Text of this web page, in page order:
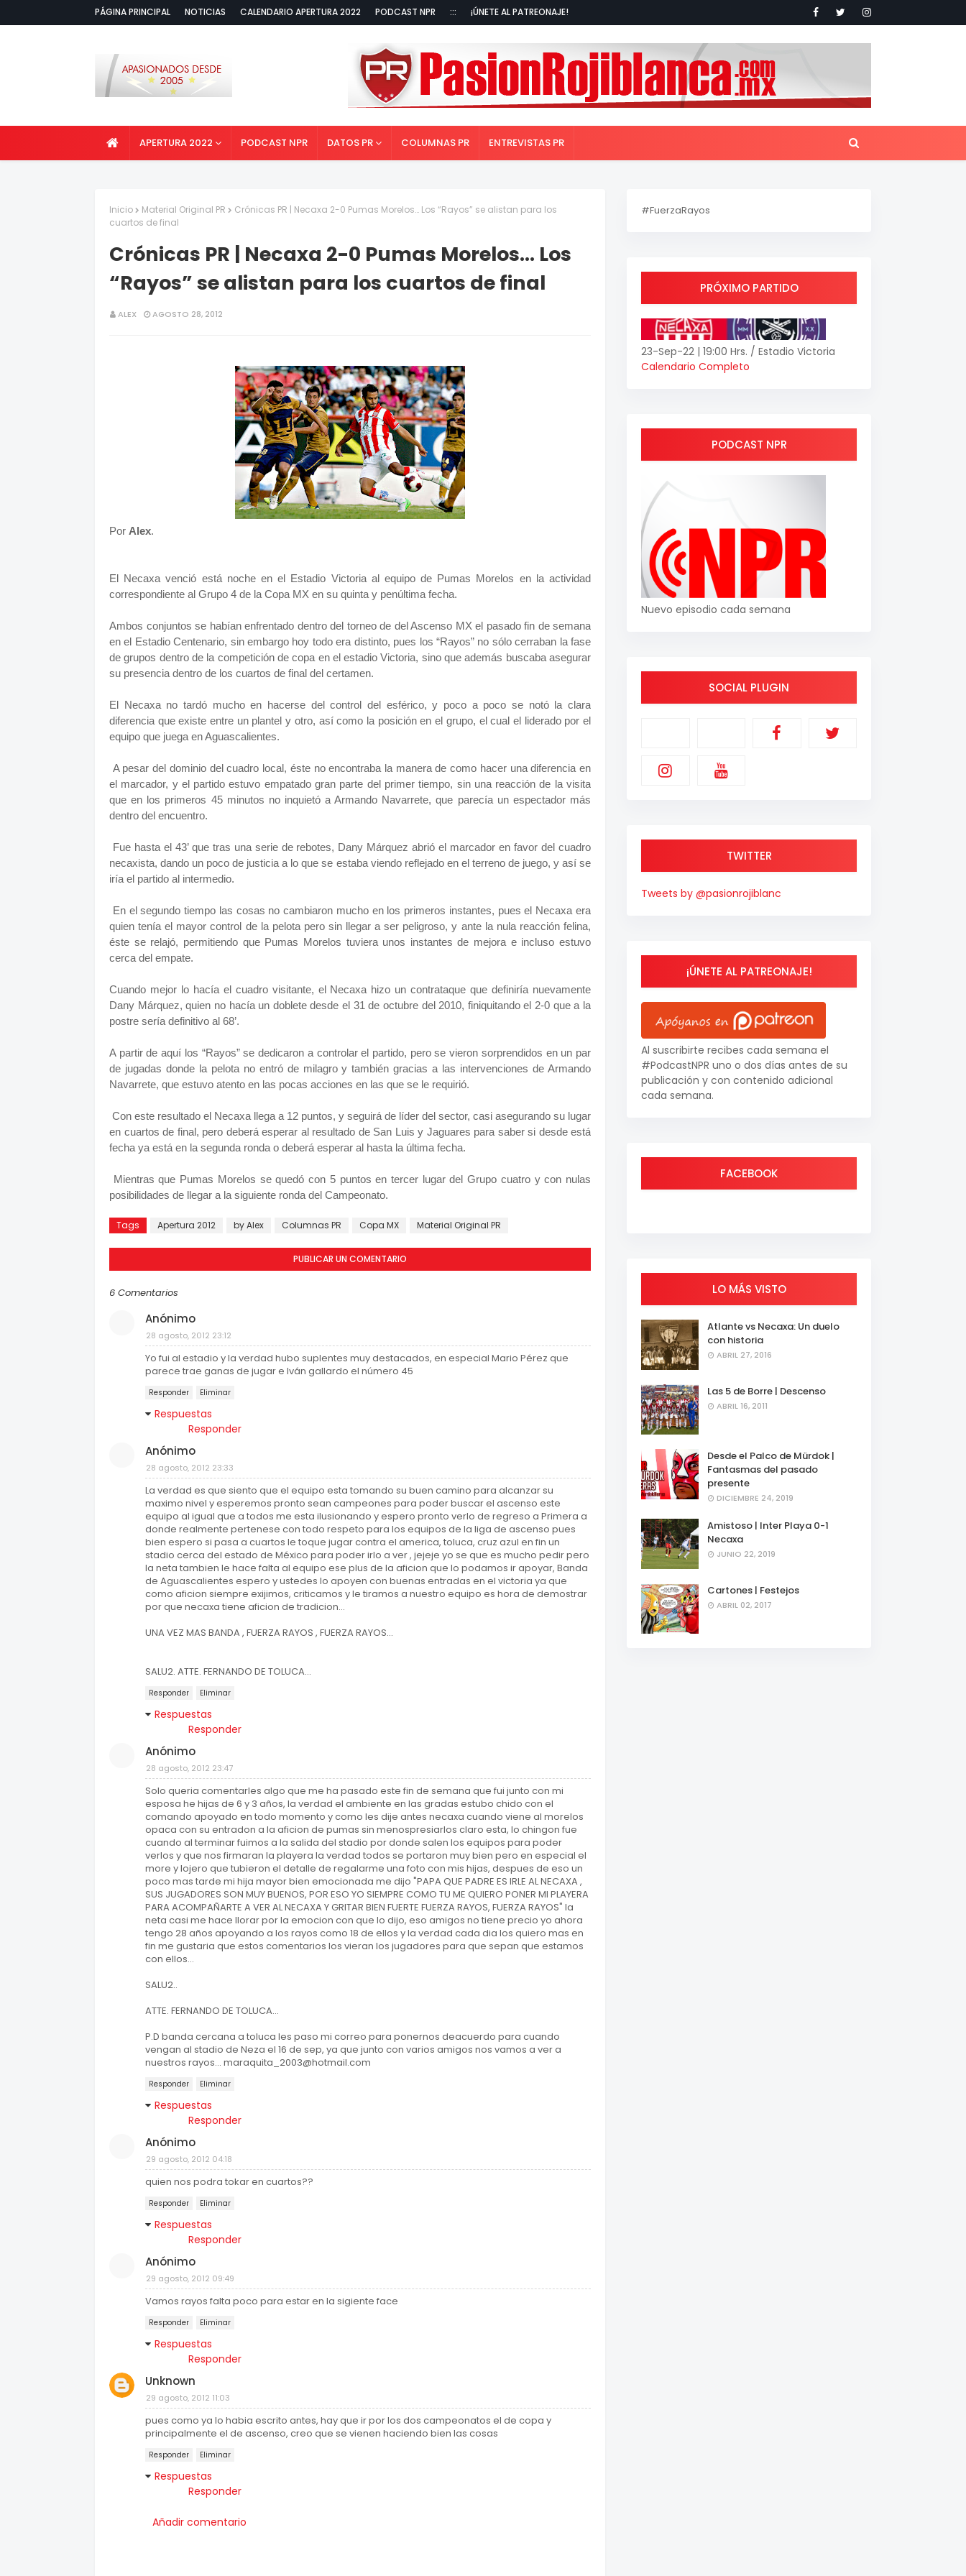
PÁGINA PRINCIPAL NOTICIAS CALENDARIO APERTURA 2022 PODCAST NPR ::: ¡ÚNETE AL PATREONAJE!
APERTURA 2022 PODCAST NPR DATOS PR COLUMNAS PR ENTREVISTAS PR
Inicio Material Original PR
Crónicas PR | Necaxa 2-0 Pumas Morelos… Los “Rayos” se alistan para los
cuartos de final
Crónicas PR | Necaxa 2-0 Pumas Morelos… Los
“Rayos” se alistan para los cuartos de final
ALEX AGOSTO 28, 2012
Por Alex.
El Necaxa venció está noche en el Estadio Victoria al equipo de Pumas Morelos en la actividad
correspondiente al Grupo 4 de la Copa MX en su quinta y penúltima fecha.
Ambos conjuntos se habían enfrentado dentro del torneo de del Ascenso MX el pasado fin de semana
en el Estadio Centenario, sin embargo hoy todo era distinto, pues los “Rayos” no sólo cerraban la fase
de grupos dentro de la competición de copa en el estadio Victoria, sino que además buscaba asegurar
su presencia dentro de los cuartos de final del certamen.
El Necaxa no tardó mucho en hacerse del control del esférico, y poco a poco se notó la clara
diferencia que existe entre un plantel y otro, así como la posición en el grupo, el cual el liderado por el
equipo que juega en Aguascalientes.
A pesar del dominio del cuadro local, éste no encontraba la manera de como hacer una diferencia en
el marcador, y el partido estuvo empatado gran parte del primer tiempo, sin una reacción de la visita
que en los primeros 45 minutos no inquietó a Armando Navarrete, que parecía un espectador más
dentro del encuentro.
Fue hasta el 43’ que tras una serie de rebotes, Dany Márquez abrió el marcador en favor del cuadro
necaxista, dando un poco de justicia a lo que se estaba viendo reflejado en el terreno de juego, y así se
iría el partido al intermedio.
En el segundo tiempo las cosas no cambiaron mucho en los primeros instantes, pues el Necaxa era
quien tenía el mayor control de la pelota pero sin llegar a ser peligroso, y ante la nula reacción felina,
éste se relajó, permitiendo que Pumas Morelos tuviera unos instantes de mejora e incluso estuvo
cerca del empate.
Cuando mejor lo hacía el cuadro visitante, el Necaxa hizo un contrataque que definiría nuevamente
Dany Márquez, quien no hacía un doblete desde el 31 de octubre del 2010, finiquitando el 2-0 que a la
postre sería definitivo al 68’.
A partir de aquí los “Rayos” se dedicaron a controlar el partido, pero se vieron sorprendidos en un par
de jugadas donde la pelota no entró de milagro y también gracias a las intervenciones de Armando
Navarrete, que estuvo atento en las pocas acciones en las que se le requirió.
Con este resultado el Necaxa llega a 12 puntos, y seguirá de líder del sector, casi asegurando su lugar
en cuartos de final, pero deberá esperar al resultado de San Luis y Jaguares para saber si desde está
fecha ya está en la segunda ronda o deberá esperar al hasta la última fecha.
Mientras que Pumas Morelos se quedó con 5 puntos en tercer lugar del Grupo cuatro y con nulas
posibilidades de llegar a la siguiente ronda del Campeonato.
Tags Apertura 2012 by Alex Columnas PR Copa MX Material Original PR
PUBLICAR UN COMENTARIO
6 Comentarios
Anónimo
28 agosto, 2012 23:12
Yo fui al estadio y la verdad hubo suplentes muy destacados, en especial Mario Pérez que
parece trae ganas de jugar e Iván gallardo el número 45
Responder Eliminar
Respuestas
Responder
Anónimo
28 agosto, 2012 23:33
La verdad es que siento que el equipo esta tomando su buen camino para alcanzar su
maximo nivel y esperemos pronto sean campeones para poder buscar el ascenso este
equipo al igual que a todos me esta ilusionando y espero pronto verlo de regreso a Primera a
donde realmente pertenese con todo respeto para los equipos de la liga de ascenso pues
bien espero si pasa a cuartos le toque jugar contra el america, toluca, cruz azul en fin un
stadio cerca del estado de México para poder irlo a ver , jejeje yo se que es mucho pedir pero
la neta tambien le hace falta al equipo ese plus de la aficion que lo podamos ir apoyar, Banda
de Aguascalientes espero y ustedes lo apoyen con buenas entradas en el victoria ya que
como aficion siempre exijimos, criticamos y le tiramos a nuestro equipo es hora de demostrar
por que necaxa tiene aficion de tradicion...
UNA VEZ MAS BANDA , FUERZA RAYOS , FUERZA RAYOS...
SALU2. ATTE. FERNANDO DE TOLUCA...
Responder Eliminar
Respuestas
Responder
Anónimo
28 agosto, 2012 23:47
Solo queria comentarles algo que me ha pasado este fin de semana que fui junto con mi
esposa he hijas de 6 y 3 años, la verdad el ambiente en las gradas estubo chido con el
comando apoyado en todo momento y como les dije antes necaxa cuando viene al morelos
opaca con su entradon a la aficion de pumas sin menospresiarlos claro esta, lo chingon fue
cuando al terminar fuimos a la salida del stadio por donde salen los equipos para poder
verlos y que nos firmaran la playera la verdad todos se portaron muy bien pero en especial el
more y lojero que tubieron el detalle de regalarme una foto con mis hijas, despues de eso un
poco mas tarde mi hija mayor bien emocionada me dijo "PAPA QUE PADRE ES IRLE AL NECAXA ,
SUS JUGADORES SON MUY BUENOS, POR ESO YO SIEMPRE COMO TU ME QUIERO PONER MI PLAYERA
PARA ACOMPAÑARTE A VER AL NECAXA Y GRITAR BIEN FUERTE FUERZA RAYOS, FUERZA RAYOS" la
neta casi me hace llorar por la emocion con que lo dijo, eso amigos no tiene precio yo ahora
tengo 28 años apoyando a los rayos como 18 de ellos y la verdad cada dia los quiero mas en
fin me gustaria que estos comentarios los vieran los jugadores para que sepan que estamos
con ellos...
SALU2..
ATTE. FERNANDO DE TOLUCA...
P.D banda cercana a toluca les paso mi correo para ponernos deacuerdo para cuando
vengan al stadio de Neza el 16 de sep, ya que junto con varios amigos nos vamos a ver a
nuestros rayos... maraquita_2003@hotmail.com
Responder Eliminar
Respuestas
Responder
Anónimo
29 agosto, 2012 04:18
quien nos podra tokar en cuartos??
Responder Eliminar
Respuestas
Responder
Anónimo
29 agosto, 2012 09:49
Vamos rayos falta poco para estar en la sigiente face
Responder Eliminar
Respuestas
Responder
Unknown
29 agosto, 2012 11:03
pues como ya lo habia escrito antes, hay que ir por los dos campeonatos el de copa y
principalmente el de ascenso, creo que se vienen haciendo bien las cosas
Responder Eliminar
Respuestas
Responder
Añadir comentario
#FuerzaRayos
PRÓXIMO PARTIDO
23-Sep-22 | 19:00 Hrs. / Estadio Victoria
Calendario Completo
PODCAST NPR
Nuevo episodio cada semana
SOCIAL PLUGIN
TWITTER
Tweets by @pasionrojiblanc
¡ÚNETE AL PATREONAJE!
Al suscribirte recibes cada semana el
#PodcastNPR uno o dos días antes de su
publicación y con contenido adicional
cada semana.
FACEBOOK
LO MÁS VISTO
Atlante vs Necaxa: Un duelo
con historia
ABRIL 27, 2016
Las 5 de Borre | Descenso
ABRIL 16, 2011
Desde el Palco de Mürdok |
Fantasmas del pasado
presente
DICIEMBRE 24, 2019
Amistoso | Inter Playa 0-1
Necaxa
JUNIO 22, 2019
Cartones | Festejos
ABRIL 02, 2017